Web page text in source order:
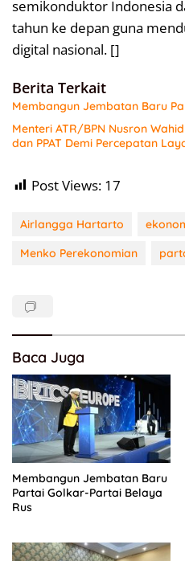
semikonduktor Indonesia
tahun ke depan guna
digital nasional. []
Berita Terkait
Membangun Jembatan Baru
Menteri ATR/BPN Nusron
dan PPAT Demi Percepatan
Post Views: 17
Airlangga Hartarto
Menko Perekonomian
Baca Juga
Membangun Jembatan Baru
Partai Golkar-Partai Belaya
Rus